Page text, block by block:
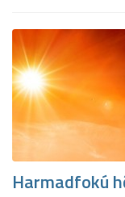
Harmadfokú